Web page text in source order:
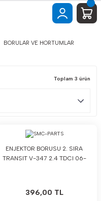
BORULAR VE HORTUMLAR
Toplam 3 ürün
ENJEKTOR BORUSU 2. SIRA
TRANSIT V-347 2.4 TDCI 06-
396,00 TL